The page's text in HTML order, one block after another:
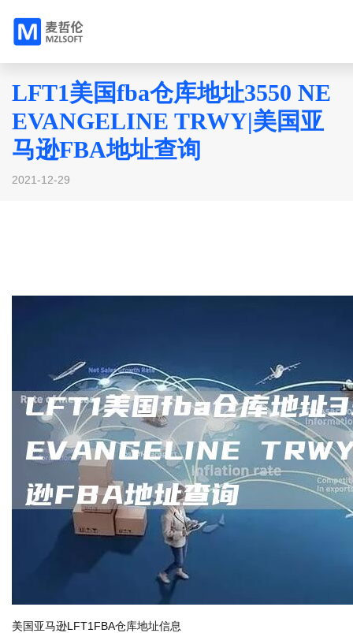
LFT1美国fba仓库地址3550 NE
EVANGELINE TRWY|美国亚
马逊FBA地址查询
2021-12-29
美国亚马逊LFT1FBA仓库地址信息